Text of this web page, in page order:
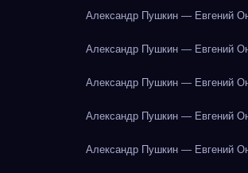
Александр Пушкин — Евгений
Александр Пушкин — Евгений
Александр Пушкин — Евгений
Александр Пушкин — Евгений
Александр Пушкин — Евгений